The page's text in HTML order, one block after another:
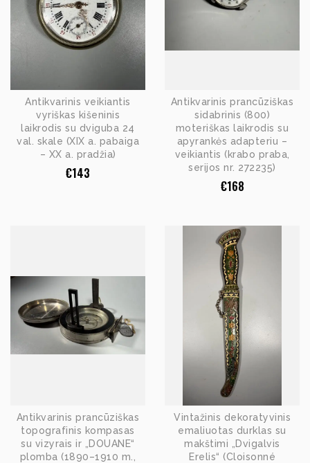
Antikvarinis veikiantis
vyriškas kišeninis
laikrodis su dviguba 24
val. skale (XIX a. pabaiga
– XX a. pradžia)
€143
Antikvarinis prancūziškas
sidabrinis (800)
moteriškas laikrodis su
apyrankės adapteriu –
veikiantis (krabo praba,
serijos nr. 272235)
€168
Antikvarinis prancūziškas
topografinis kompasas
su vizyrais ir „DOUANE“
plomba (1890–1910 m.,
Vintažinis dekoratyvinis
emaliuotas durklas su
makštimi „Dvigalvis
Erelis“ (Cloisonné